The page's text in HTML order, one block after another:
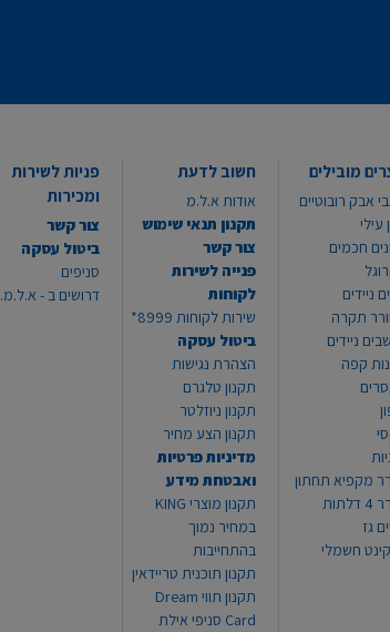
מובילים
אבק רובוטיים
עילי
חכמים
ניידים
תקרה
ניידים
קפה
מקפיא תחתון
גז
חשמלי
חשוב לדעת
אודות א.ל.מ
תקנון תנאי שימוש
צור קשר
פנייה לשירות
לקוחות
שירות לקוחות 8999*
ביטול עסקה
הצהרת נגישות
תקנון טלגרם
תקנון ניוזלטר
תקנון הצע מחיר
מדיניות פרטיות
ואבטחת מידע
תקנון מוצרי KING
במחיר נמוך
בהתחייבות
תקנון תוכנית טריידאין
תקנון תווי Dream
Card סניפי אילת
פניות לשירות
ומכירות
צור קשר
ביטול עסקה
סניפים
דרושים ב - א.ל.מ.